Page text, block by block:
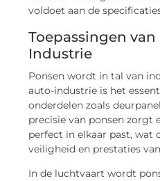
voldoet aan de
Toepassingen
Industrie
Ponsen wordt in tal van
auto-industrie is het
onderdelen zoals
precisie van ponsen zorgt
perfect in elkaar past, wat
veiligheid en prestaties
In de luchtvaart wordt